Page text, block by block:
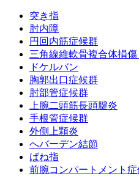
突き指
肘内障
円回内筋症候群
三角線維軟骨複合体損傷
ドケルバン
胸郭出口症候群
肘部管症候群
上腕二頭筋長頭腱炎
手根管症候群
外側上顆炎
へバーデン結節
ばね指
前腕コンパートメント